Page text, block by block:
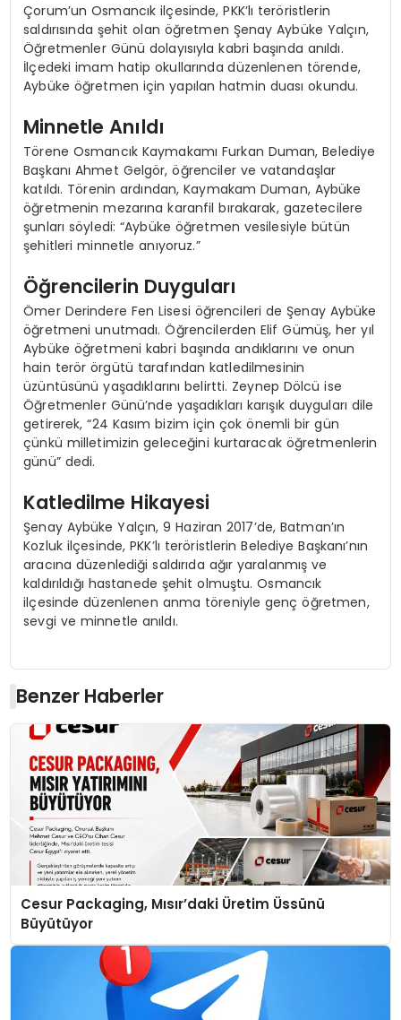
Çorum’un Osmancık ilçesinde, PKK’lı teröristlerin
saldırısında şehit olan öğretmen Şenay Aybüke Yalçın,
Öğretmenler Günü dolayısıyla kabri başında anıldı.
İlçedeki imam hatip okullarında düzenlenen törende,
Aybüke öğretmen için yapılan hatmin duası okundu.
Minnetle Anıldı
Törene Osmancık Kaymakamı Furkan Duman, Belediye
Başkanı Ahmet Gelgör, öğrenciler ve vatandaşlar
katıldı. Törenin ardından, Kaymakam Duman, Aybüke
öğretmenin mezarına karanfil bırakarak, gazetecilere
şunları söyledi: “Aybüke öğretmen vesilesiyle bütün
şehitleri minnetle anıyoruz.”
Öğrencilerin Duyguları
Ömer Derindere Fen Lisesi öğrencileri de Şenay Aybüke
öğretmeni unutmadı. Öğrencilerden Elif Gümüş, her yıl
Aybüke öğretmeni kabri başında andıklarını ve onun
hain terör örgütü tarafından katledilmesinin
üzüntüsünü yaşadıklarını belirtti. Zeynep Dölcü ise
Öğretmenler Günü’nde yaşadıkları karışık duyguları dile
getirerek, “24 Kasım bizim için çok önemli bir gün
çünkü milletimizin geleceğini kurtaracak öğretmenlerin
günü” dedi.
Katledilme Hikayesi
Şenay Aybüke Yalçın, 9 Haziran 2017’de, Batman’ın
Kozluk ilçesinde, PKK’lı teröristlerin Belediye Başkanı’nın
aracına düzenlediği saldırıda ağır yaralanmış ve
kaldırıldığı hastanede şehit olmuştu. Osmancık
ilçesinde düzenlenen anma töreniyle genç öğretmen,
sevgi ve minnetle anıldı.
Benzer Haberler
Cesur Packaging, Mısır’daki Üretim Üssünü
Büyütüyor